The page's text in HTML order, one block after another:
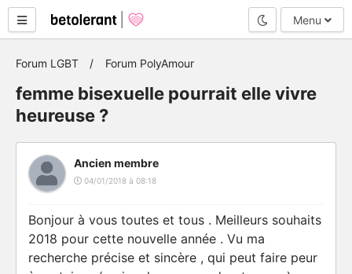
Mode nuit
Menu
Forum LGBT Forum PolyAmour
femme bisexuelle pourrait elle vivre
heureuse ?
Ancien membre
04/01/2018 à 08:18
Bonjour à vous toutes et tous . Meilleurs souhaits
2018 pour cette nouvelle année . Vu ma
recherche précise et sincère , qui peut faire peur